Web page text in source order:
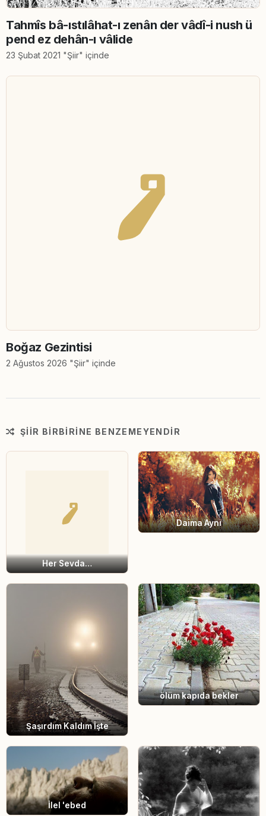
Tahmîs bâ-ıstılâhat-ı zenân der vâdî-i nush ü
pend ez dehân-ı vâlide
23 Şubat 2021 "Şiir" içinde
Boğaz Gezintisi
2 Ağustos 2026 "Şiir" içinde
ŞIIR BIRBIRINE BENZEMEYENDIR
Her Sevda…
Daima Aynı
Şaşırdım Kaldım İşte
ölüm kapıda bekler
İlel 'ebed